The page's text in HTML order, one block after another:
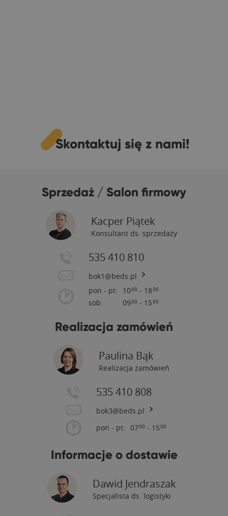
Skontaktuj się z nami!
Sprzedaż / Salon firmowy
Kacper Piątek
Konsultant ds. sprzedaży
535 410 810
bok1@beds.pl
pon - pt:
sob:
1000 - 1800
0900 - 1500
Realizacja zamówień
Paulina Bąk
Realizacja zamówień
535 410 808
bok3@beds.pl
pon - pt: 0700 - 1500
Informacje o dostawie
Dawid Jendraszak
Specjalista ds. logistyki